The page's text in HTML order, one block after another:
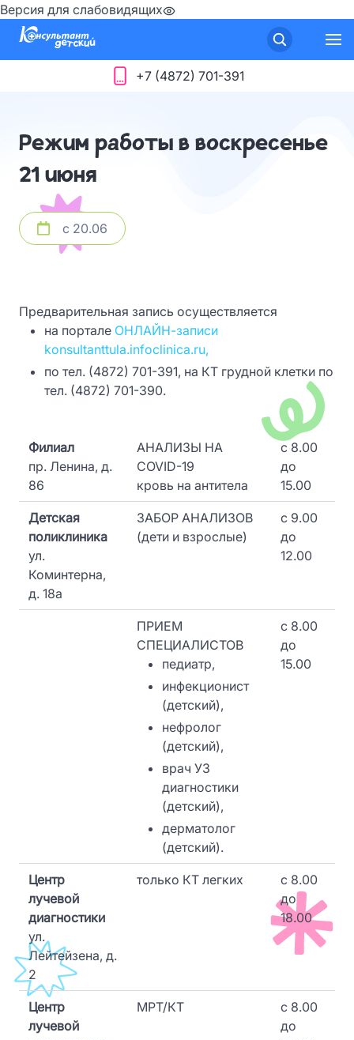
Версия для слабовидящих
+7 (4872) 701-391
Режим работы в воскресенье
21 июня
с 20.06
Предварительная запись осуществляется
на портале ОНЛАЙН-записи
konsultanttula.infoclinica.ru,
по тел. (4872) 701-391, на КТ грудной клетки по
тел. (4872) 701-390.
Филиал
пр. Ленина, д.
86
АНАЛИЗЫ НА
COVID-19
кровь на антитела
c 8.00
до
15.00
Детская
поликлиника
ул.
Коминтерна,
д. 18а
ЗАБОР АНАЛИЗОВ
(дети и взрослые)
c 9.00
до
12.00
ПРИЕМ
СПЕЦИАЛИСТОВ
педиатр,
инфекционист
(детский),
нефролог
(детский),
врач УЗ
диагностики
(детский),
дерматолог
(детский).
c 8.00
до
15.00
Центр
лучевой
диагностики
ул.
Лейтейзена, д.
2
только КТ легких
c 8.00
до
18.00
Центр
лучевой
МРТ/КТ
c 8.00
до